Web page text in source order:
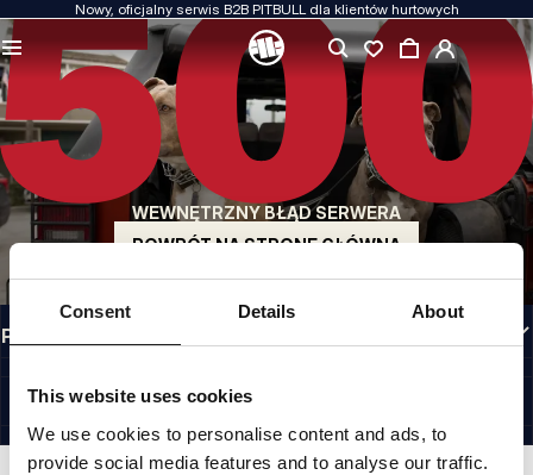
Consent Details About
This website uses cookies
We use cookies to personalise content and ads, to
provide social media features and to analyse our traffic.
Nowy, oficjalny serwis B2B PITBULL dla klientów hurtowych
WEWNĘTRZNY BŁĄD SERWERA
POWRÓT NA STRONĘ GŁÓWNĄ
JAKOŚĆ TO DLA NAS PRIORYTET
Naszą odzież produkujemy z pasją. Nie idziemy na kompromis w kwestiach
wytrzymałości, długowieczności materiałów i dbałości o detal.
US ORIGIN
Nasze korzenie sięgają San Diego z początku lat 90-tych XX wieku. Nasz styl jest
surowy, autentyczny i bezkompromisowy.
MARKA Z CHARAKTEREM
Nasze kolekcje wybierają sportowcy, fighterzy i uparci indywidualiści.
INFORMACJE
PRZYDATNE LINKI
©1997 - 2026 PITBULL SP. Z O.O. ALL RIGHTS RESERVED.
SITE CREDITS
IDŹ DO GÓRY